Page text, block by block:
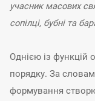
учасник масових
сопілці, бубні та
Однією із функцій
порядку. За
формування